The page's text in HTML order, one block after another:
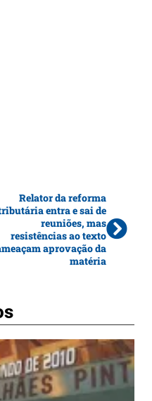
Relator da reforma
entra e sai de
reuniões, mas
resistências ao texto
aprovação da
matéria